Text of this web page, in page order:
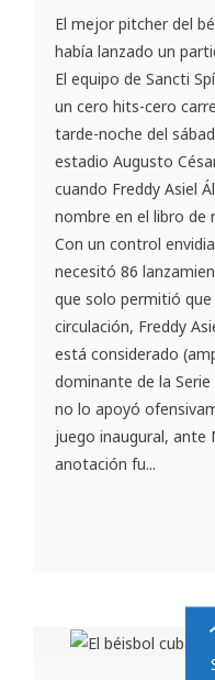
El mejor pitcher del
había lanzado un
El equipo de Sancti
un cero hits-cero
tarde-noche del
estadio Augusto
cuando Freddy Asiel
nombre en el libro de
Con un control
necesitó 86
que solo permitió
circulación, Freddy
está considerado
dominante de la Serie
no lo apoyó
juego inaugural, ante
anotación fu...